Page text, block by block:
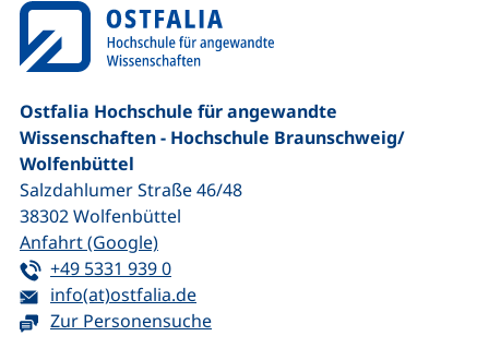
Ostfalia Hochschule für angewandte
Wissenschaften - Hochschule Braunschweig/​
Wolfenbüttel
Salzdahlumer Straße 46/48
38302Wolfenbüttel
Anfahrt (Google)(externer Link, öffnet neues Fenster)
Tel:
+49 5331 939 0(startet einen Telefonanruf, wenn Ihr
E-Mail:
info(at)ostfalia.de(öffnet Ihr E-Mail-Programm)
Zur Personensuche